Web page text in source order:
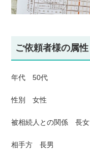
ご依頼者様の属性
年代 50代
性別 女性
被相続人との関係 長女
相手方 長男